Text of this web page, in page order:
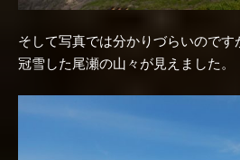
そして写真では分かりづらいのです
冠雪した尾瀬の山々が見えました。